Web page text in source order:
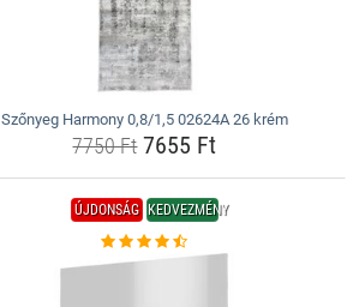
Szőnyeg Harmony 0,8/1,5 02624A 26 krém
7750 Ft7655 Ft
ÚJDONSÁG KEDVEZMÉNY